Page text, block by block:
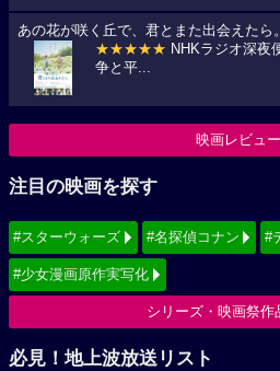
あの花が咲く丘で、君とまた出会えたら。
★★★★★ NHKラジオ深夜
争と平...
映画レビュー
注目の映画を探す
#スターウォーズ #名探偵コナン #
#少女漫画原作実写化
シリーズ・映画祭作
必見！地上波放送リスト